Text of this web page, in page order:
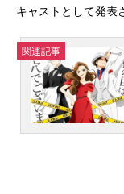
キャストとして発表
関連記事